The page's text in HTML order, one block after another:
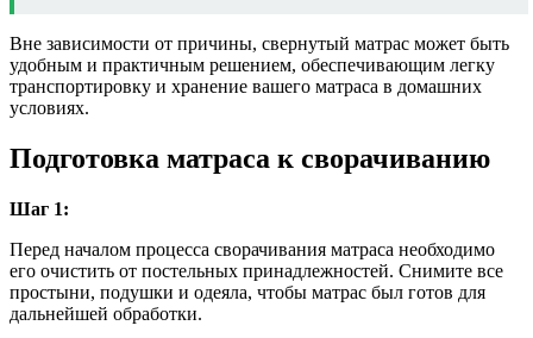
Вне зависимости от причины, свернутый матрас может быть
удобным и практичным решением, обеспечивающим легку
транспортировку и хранение вашего матраса в домашних
условиях.
Подготовка матраса к сворачиванию
Шаг 1:
Перед началом процесса сворачивания матраса необходимо
его очистить от постельных принадлежностей. Снимите все
простыни, подушки и одеяла, чтобы матрас был готов для
дальнейшей обработки.